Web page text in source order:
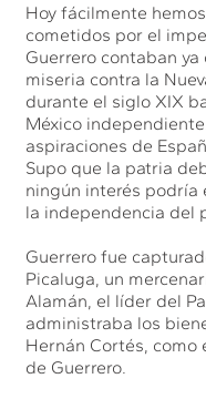
Hoy fácilmente
cometidos por el
Guerrero contaban
miseria contra la
durante el siglo XIX
México
aspiraciones de
Supo que la patria
ningún interés
la independencia del
Guerrero fue
Picaluga, un
Alamán, el líder del
administraba los
Hernán Cortés,
de Guerrero.